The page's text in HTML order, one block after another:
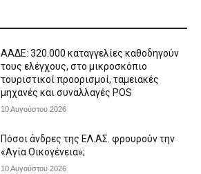
ΑΑΔΕ: 320.000 καταγγελίες καθοδηγούν
τους ελέγχους, στο μικροσκόπιο
τουριστικοί προορισμοί, ταμειακές
μηχανές και συναλλαγές POS
10 Αυγούστου 2026
Πόσοι άνδρες της ΕΛ.ΑΣ. φρουρούν την
«Αγία Οικογένεια»;
10 Αυγούστου 2026